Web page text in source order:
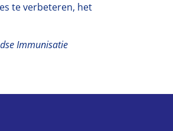
te verbeteren, het
Immunisatie